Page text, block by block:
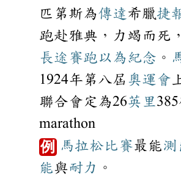
匹第斯為傳達 希臘捷
跑赴雅典，力竭而死，
長途 賽跑以為紀念 。
1924年第八屆 奧運會
聯合會定為26英里
marathon
例 馬拉松比賽最能測
能與耐力 。